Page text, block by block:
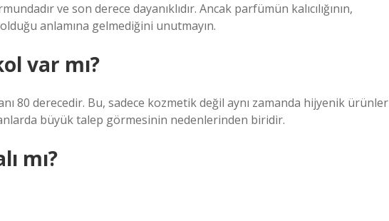
ve son derece dayanıklıdır. Ancak parfümün kalıcılığının,
anlamına gelmediğini unutmayın.
var mı?
80 derecedir. Bu, sadece kozmetik değil aynı zamanda hijyenik ürünler
büyük talep görmesinin nedenlerinden biridir.
mı?